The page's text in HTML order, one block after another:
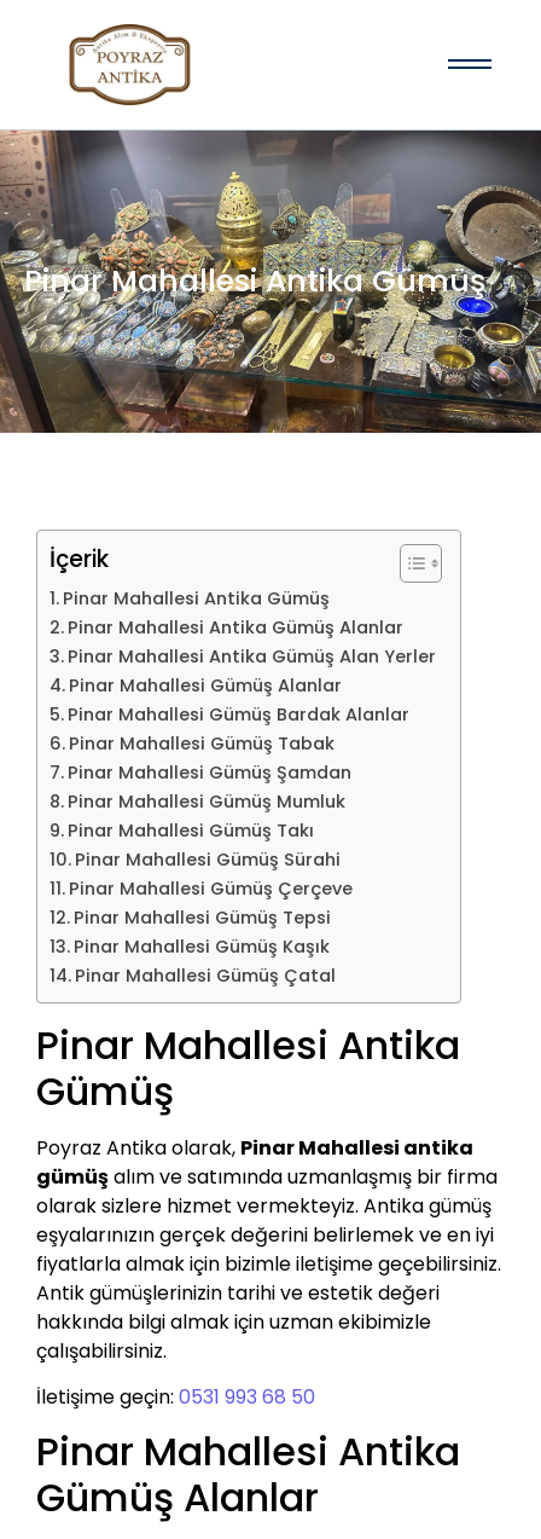
Pinar Mahallesi Antika Gümüş
İçerik
Pinar Mahallesi Antika Gümüş
Pinar Mahallesi Antika Gümüş Alanlar
Pinar Mahallesi Antika Gümüş Alan Yerler
Pinar Mahallesi Gümüş Alanlar
Pinar Mahallesi Gümüş Bardak Alanlar
Pinar Mahallesi Gümüş Tabak
Pinar Mahallesi Gümüş Şamdan
Pinar Mahallesi Gümüş Mumluk
Pinar Mahallesi Gümüş Takı
Pinar Mahallesi Gümüş Sürahi
Pinar Mahallesi Gümüş Çerçeve
Pinar Mahallesi Gümüş Tepsi
Pinar Mahallesi Gümüş Kaşık
Pinar Mahallesi Gümüş Çatal
Pinar Mahallesi Antika
Gümüş
Poyraz Antika olarak, Pinar Mahallesi antika
gümüşalım ve satımında uzmanlaşmış bir firma
olarak sizlere hizmet vermekteyiz. Antika gümüş
eşyalarınızın gerçek değerini belirlemek ve en iyi
fiyatlarla almak için bizimle iletişime geçebilirsiniz.
Antik gümüşlerinizin tarihi ve estetik değeri
hakkında bilgi almak için uzman ekibimizle
çalışabilirsiniz.
İletişime geçin: 0531 993 68 50
Pinar Mahallesi Antika
Gümüş Alanlar